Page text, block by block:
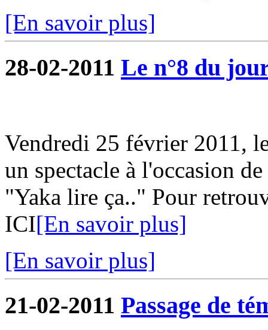
[En savoir plus]
28-02-2011 Le n°8 du
Vendredi 25 février 2011,
un spectacle à l'occasion
"Yaka lire ça.." Pour
ICI[En savoir plus]
[En savoir plus]
21-02-2011 Passage de